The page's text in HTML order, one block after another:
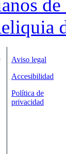
de
Aviso legal
Accesibilidad
Política de
privacidad